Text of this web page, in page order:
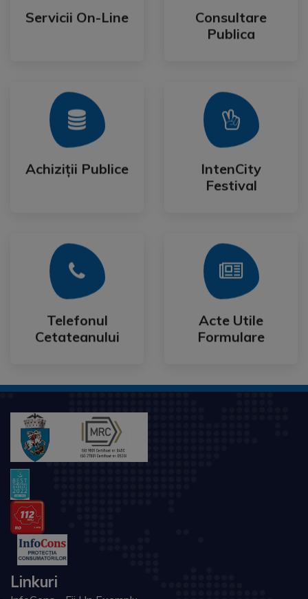
Servicii On-Line
Servicii On-Line
Consultare
Publica
Consultare
Publica
Achiziții Publice
Achiziții Publice
Mai Mult
IntenCity
Festival
IntenCity
Festival
Mai Mult
Telefonul
Cetateanului
Telefonul
Cetateanului
Mai Mult
Acte Utile
Formulare
Acte Utile
Formulare
Mai Mult
Linkuri